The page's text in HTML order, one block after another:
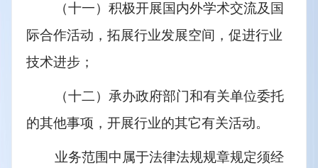
（十一）积极开展国内外学术交流及国
际合作活动，拓展行业发展空间，促进行业
技术进步；
（十二）承办政府部门和有关单位委托
的其他事项，开展行业的其它有关活动。
业务范围中属于法律法规规章规定须经